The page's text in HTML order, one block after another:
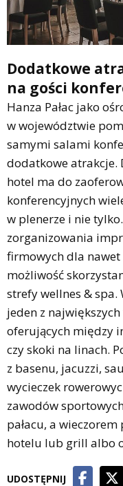
Dodatkowe
na gości
Hanza Pałac jako
w województwie
samymi salami
dodatkowe atrakcje.
hotel ma do
konferencyjnych
w plenerze i nie
zorganizowania
firmowych dla
możliwość
strefy wellnes &
jeden z
oferujących między
czy skoki na linach.
z basenu, jacuzzi,
wycieczek
zawodów
pałacu, a
hotelu lub grill albo
UDOSTĘPNIJ